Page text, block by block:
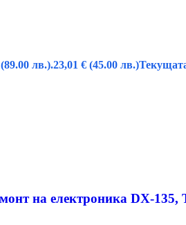
лв.).23,01 € (45.00 лв.)
на електроника DX-